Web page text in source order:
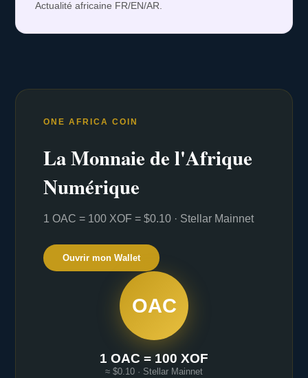
Actualité africaine FR/EN/AR.
ONE AFRICA COIN
La Monnaie de l'Afrique
Numérique
1 OAC = 100 XOF = $0.10 · Stellar Mainnet
Ouvrir mon Wallet
OAC
1 OAC = 100 XOF
≈ $0.10 · Stellar Mainnet